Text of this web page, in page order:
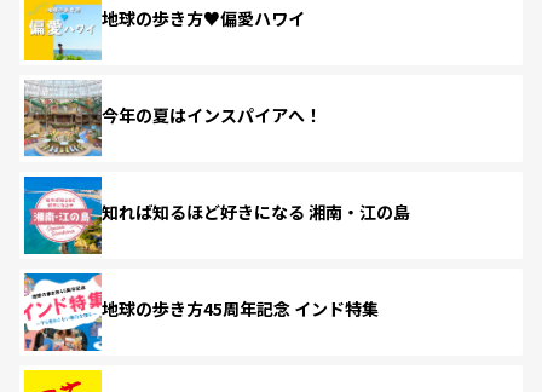
地球の歩き方♥偏愛ハワイ
今年の夏はインスパイアへ！
知れば知るほど好きになる 湘南・江の島
地球の歩き方45周年記念 インド特集